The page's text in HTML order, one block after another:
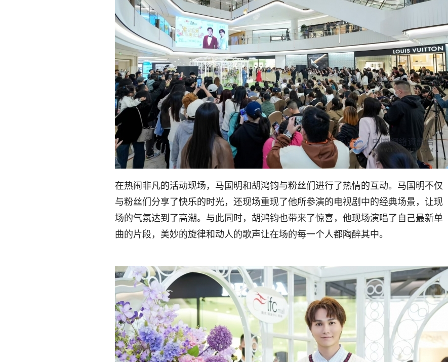
在热闹非凡的活动现场，马国明和胡鸿钧与粉丝们进行了热情的互动。马国明不仅
与粉丝们分享了快乐的时光，还现场重现了他所参演的电视剧中的经典场景，让现
场的气氛达到了高潮。与此同时，胡鸿钧也带来了惊喜，他现场演唱了自己最新单
曲的片段，美妙的旋律和动人的歌声让在场的每一个人都陶醉其中。